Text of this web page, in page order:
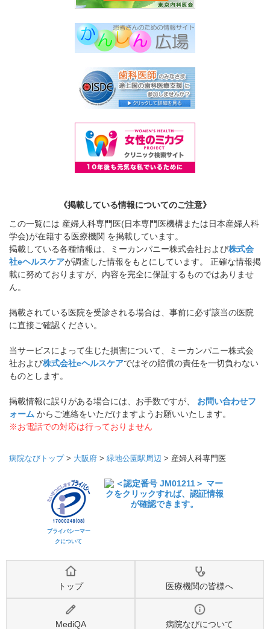
《掲載している情報についてのご注意》
この一覧には 産婦人科専門医(日本専門医機構または日本産婦人科
学会)が在籍する医療機関 を掲載しています。
掲載している各種情報は、ミーカンパニー株式会社および株式会
社eヘルスケアが調査した情報をもとにしています。 正確な情報掲
載に努めておりますが、内容を完全に保証するものではありませ
ん。
掲載されている医院を受診される場合は、事前に必ず該当の医院
に直接ご確認ください。
当サービスによって生じた損害について、ミーカンパニー株式会
社および株式会社eヘルスケアではその賠償の責任を一切負わない
ものとします。
掲載情報に誤りがある場合には、お手数ですが、 お問い合わせフ
ォーム からご連絡をいただけますようお願いいたします。
※お電話での対応は行っておりません
病院なびトップ> 大阪府 > 緑地公園駅周辺 > 産婦人科専門医
プライバシーマー
クについて
トップ 医療機関の皆様へ
MediQA 病院なびについて